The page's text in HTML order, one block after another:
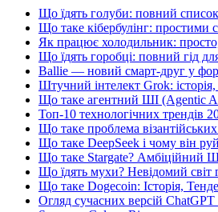
Що їдять голуби: повний список
Що таке кібербулінг:
Як працює холодильник:
Що їдять горобці: повний гід
Ballie — новий смарт-друг у
Штучний інтелект Grok:
Що таке агентний ШІ (Agentic
Топ-10 технологічних трендів
Що таке проблема візантійських
Що таке DeepSeek і чому він
Що таке Stargate? Амбіційний
Що їдять мухи? Невідомий світ
Що таке Dogecoin: Історія,
Огляд сучасних версій